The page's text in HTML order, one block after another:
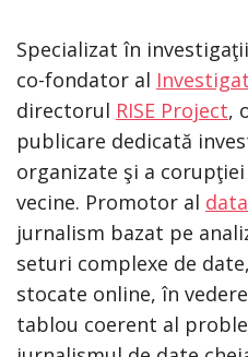
Specializat în
co-fondator al
directorul RISE Project,
publicare dedicată
organizate şi a
vecine. Promotor al
jurnalism bazat pe
seturi complexe de
stocate online, în
tablou coerent al